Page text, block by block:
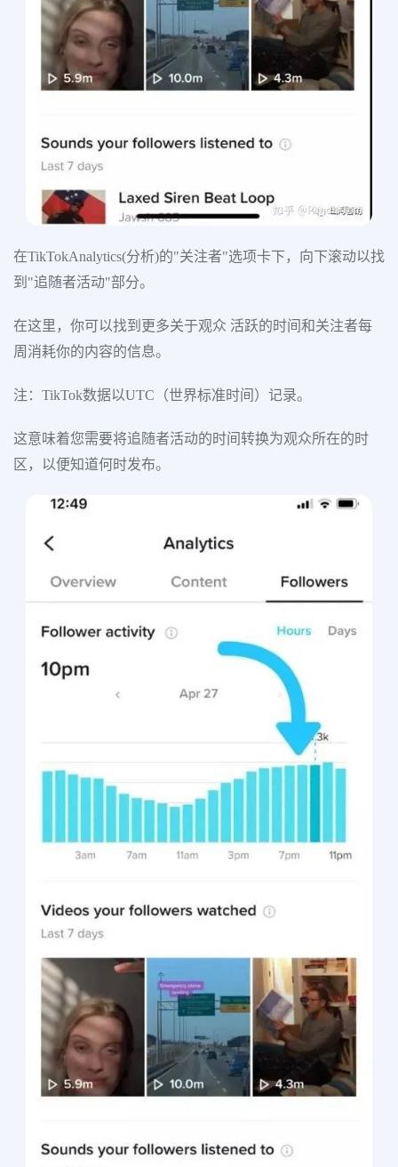
在TikTokAnalytics(分析)的"关注者"选项卡下，向下滚动以找
到"追随者活动"部分。
在这里，你可以找到更多关于观众 活跃的时间和关注者每
周消耗你的内容的信息。
注：TikTok数据以UTC（世界标准时间）记录。
这意味着您需要将追随者活动的时间转换为观众所在的时
区，以便知道何时发布。